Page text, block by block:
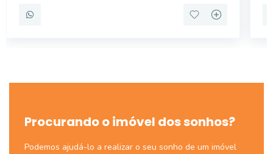
Procurando o imóvel dos sonhos?
Podemos ajudá-lo a realizar o seu sonho de um imóvel